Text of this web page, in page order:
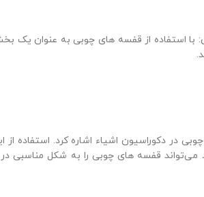
با استفاده از قفسه های چوبی به عنوان یک
در دکوراسیون اشیاء اشاره کرد. استفاده
قفسه های چوبی را به شکل مناسبی